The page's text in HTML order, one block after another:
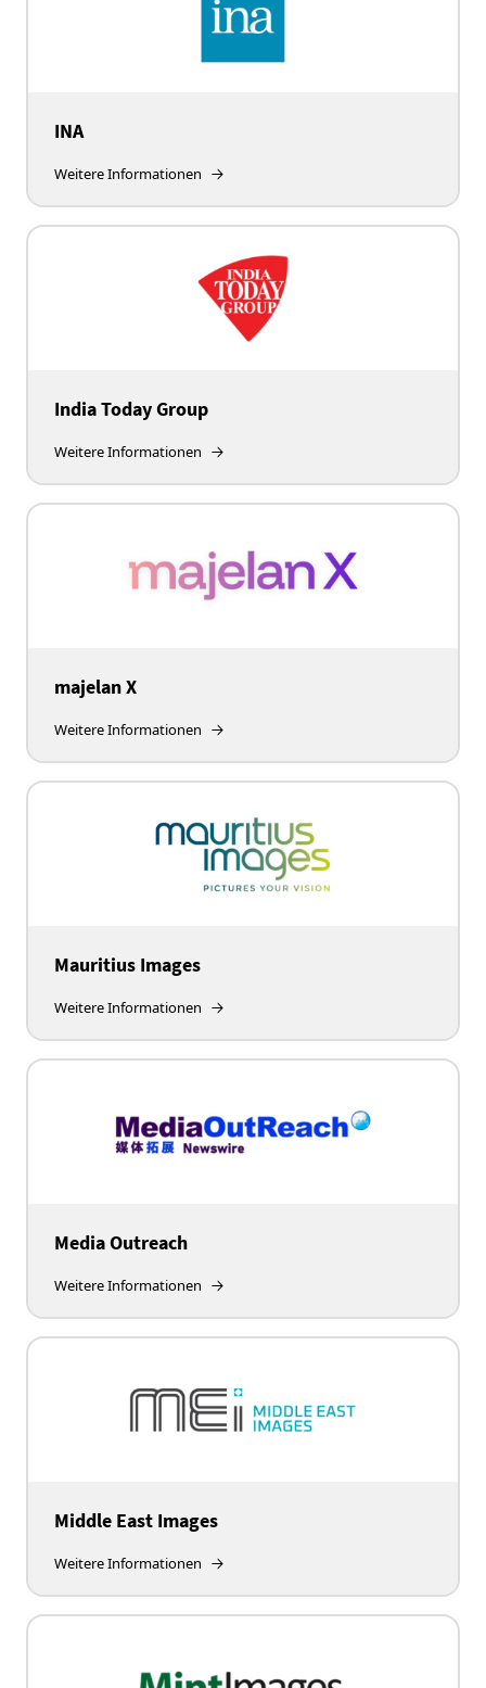
INA
Weitere Informationen
India Today Group
Weitere Informationen
majelan X
Weitere Informationen
Mauritius Images
Weitere Informationen
Media Outreach
Weitere Informationen
Middle East Images
Weitere Informationen